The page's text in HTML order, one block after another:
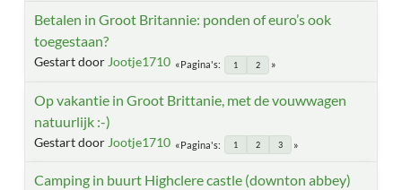
Betalen in Groot Britannie: ponden of euro’s ook
toegestaan?
Gestart door Jootje1710 Pagina's 1 2
Op vakantie in Groot Brittanie, met de vouwwagen
natuurlijk :-)
Gestart door Jootje1710 Pagina's 1 2 3
Camping in buurt Highclere castle (downton abbey)